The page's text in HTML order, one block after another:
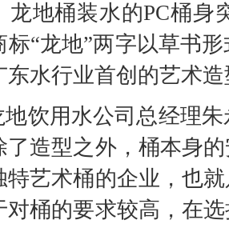
龙地桶装水的PC桶身
标“龙地”两字以草书
东水行业首创的艺术
用水公司总经理朱
了造型之外，桶本身
特艺术桶的企业，也
对桶的要求较高，在